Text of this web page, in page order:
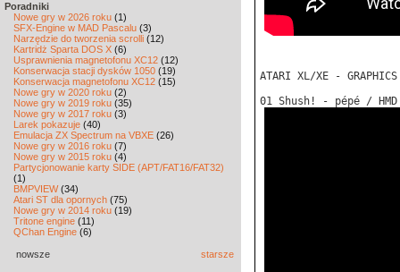
Poradniki
Nowe gry w 2026 roku (1)
SFX-Engine w MAD Pascalu (3)
Narzędzie do tworzenia scrolli (12)
Kartridż Sparta DOS X (6)
Usprawnienia magnetofonu XC12 (12)
Konserwacja stacji dysków 1050 (19)
Konserwacja magnetofonu XC12 (15)
Nowe gry w 2020 roku (2)
Nowe gry w 2019 roku (35)
Nowe gry w 2017 roku (3)
Larek pokazuje (40)
Emulacja ZX Spectrum na VBXE (26)
Nowe gry w 2016 roku (7)
Nowe gry w 2015 roku (4)
Partycjonowanie karty SIDE (APT/FAT16/FAT32)
(1)
BMPVIEW(34)
Atari ST dla opornych (75)
Nowe gry w 2014 roku (19)
Tritone engine (11)
QChan Engine (6)
nowsze starsze
ATARI XL/XE - GRAPHICS
01 Shush! - pépé /